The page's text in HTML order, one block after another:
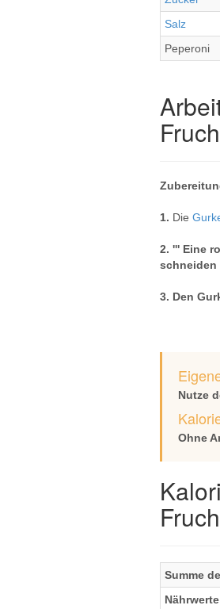
Salz
Peperoni
1. Die
2. ''' Eine
schneiden
3. Den
Nutze
Ohne
Summe
Nährwerte